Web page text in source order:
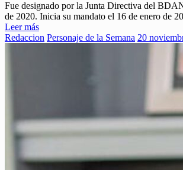
Fue designado por la Junta Directiva del
de 2020. Inicia su mandato el 16 de enero de
Leer más
Redaccion Personaje de la Semana 20